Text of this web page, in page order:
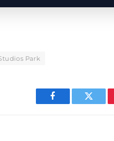
Park
Facebook Twitter